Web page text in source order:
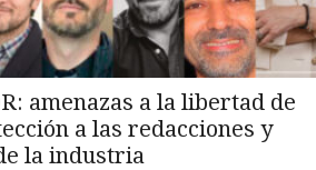
amenazas a la libertad de
a las redacciones y
la industria